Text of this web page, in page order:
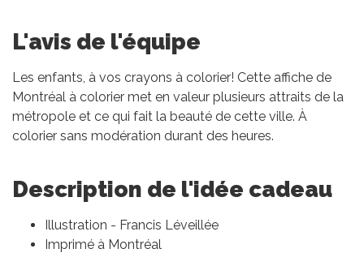
L'avis de l'équipe
Les enfants, à vos crayons à colorier! Cette affiche de
Montréal à colorier met en valeur plusieurs attraits de la
métropole et ce qui fait la beauté de cette ville. À
colorier sans modération durant des heures.
Description de l'idée cadeau
Illustration - Francis Léveillée
Imprimé à Montréal